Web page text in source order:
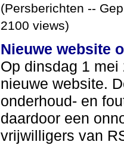
(Persberichten --
2100 views)
Nieuwe website
Op dinsdag 1
nieuwe website.
onderhoud- en
daardoor een
vrijwilligers van